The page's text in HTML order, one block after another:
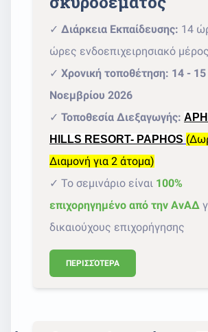
✓ Διάρκεια Εκπαίδευσης: 14
ώρες ενδοεπιχειρησιακό μέρος
✓ Χρονική τοποθέτηση: 14 - 15
Νοεμβρίου 2026
✓ Τοποθεσία Διεξαγωγής:
HILLS RESORT- PAPHOS
Διαμονή για 2 άτομα)
✓ Το σεμινάριο είναι 100%
επιχορηγημένο από την ΑνΑΔ
δικαιούχους επιχορήγησης
ΠΕΡΙΣΣΌΤΕΡΑ